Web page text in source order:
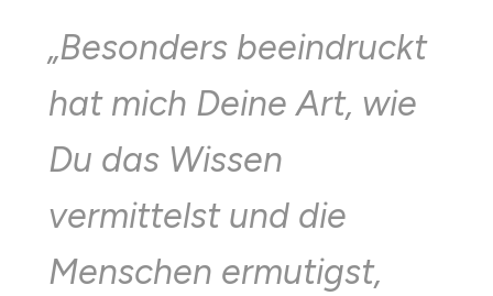
„Besonders beeindruckt
hat mich Deine Art, wie
Du das Wissen
vermittelst und die
Menschen ermutigst,